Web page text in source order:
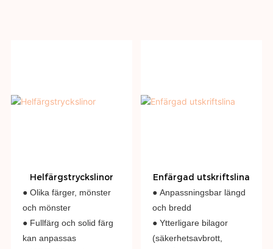
Helfärgstryckslinor
● Olika färger, mönster
och mönster
● Fullfärg och solid färg
kan anpassas
Enfärgad utskriftslina
● Anpassningsbar längd
och bredd
● Ytterligare bilagor
(säkerhetsavbrott,